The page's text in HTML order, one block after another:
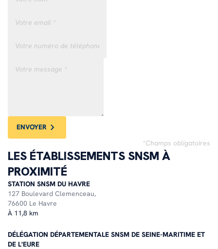
ENVOYER
*Champs obligatoires
LES ÉTABLISSEMENTS SNSM À
PROXIMITÉ
STATION SNSM DU HAVRE
127 Boulevard Clemenceau,
76600 Le Havre
À 11,8 km
DÉLÉGATION DÉPARTEMENTALE SNSM DE SEINE-MARITIME ET
DE L'EURE